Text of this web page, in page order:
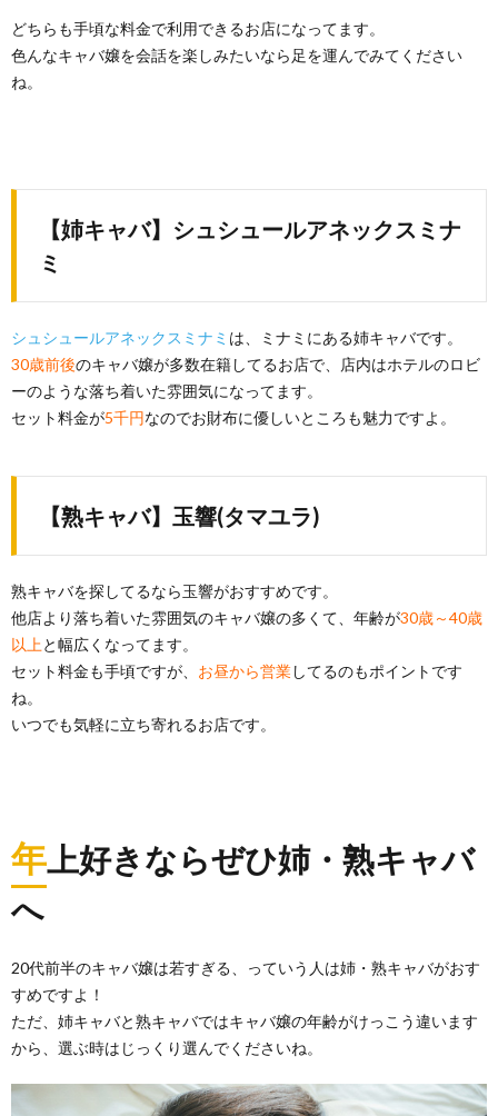
どちらも手頃な料金で利用できるお店になってます。
色んなキャバ嬢を会話を楽しみたいなら足を運んでみてください
ね。
【姉キャバ】シュシュールアネックスミナ
ミ
シュシュールアネックスミナミ は、ミナミにある姉キャバです。
30歳前後のキャバ嬢が多数在籍してるお店で、店内はホテルのロビ
ーのような落ち着いた雰囲気になってます。
セット料金が5千円なのでお財布に優しいところも魅力ですよ。
【熟キャバ】玉響(タマユラ)
熟キャバを探してるなら玉響がおすすめです。
他店より落ち着いた雰囲気のキャバ嬢の多くて、年齢が30歳～40歳
以上と幅広くなってます。
セット料金も手頃ですが、 お昼から営業してるのもポイントです
ね。
いつでも気軽に立ち寄れるお店です。
年 上好きならぜひ姉・熟キャバ
へ
20代前半のキャバ嬢は若すぎる、っていう人は姉・熟キャバがおす
すめですよ！
ただ、姉キャバと熟キャバではキャバ嬢の年齢がけっこう違います
から、選ぶ時はじっくり選んでくださいね。